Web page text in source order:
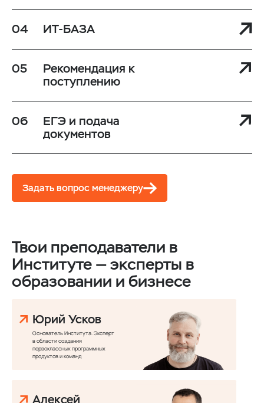
ИТ-БАЗА
Рекомендация к
поступлению
ЕГЭ и подача
документов
Задать вопрос менеджеру
Твои преподаватели в
Институте — эксперты в
образовании и бизнесе
Юрий Усков
Основатель Института. Эксперт
в области создания
первоклассных программных
продуктов и команд
Алексей